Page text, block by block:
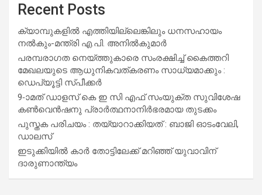
Recent Posts
ക്യാമ്പുകളിൽ എത്തിയില്ലെങ്കിലും ധനസഹായം
നൽകും-മന്ത്രി എ.പി. അനിൽകുമാർ
പരമ്പരാഗത നെയ്ത്തുകാരെ സംരക്ഷിച്ച് കൈത്തറി
മേഖലയുടെ ആധുനികവത്കരണം സാധ്യമാക്കും :
ഡെപ്യൂട്ടി സ്പീക്കർ
9-ാമത് ഡാളസ് കെ ഇ സി എഫ് സംയുക്ത സുവിശേഷ
കൺവെൻഷനു പ്രാർത്ഥനാനിർഭരമായ തുടക്കം
പുസ്തക പരിചയം : തയ്യാറാക്കിയത് : ബാജി ഓടംവേലി,
ഡാലസ്
ഇടുക്കിയിൽ കാർ തോട്ടിലേക്ക് മറിഞ്ഞ് യുവാവിന്
ദാരുണാന്ത്യം